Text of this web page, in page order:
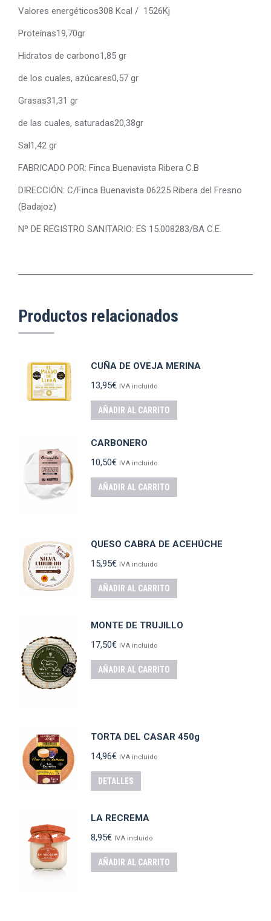
Valores energéticos308 Kcal / 1526Kj
Proteínas19,70gr
Hidratos de carbono1,85 gr
de los cuales, azúcares0,57 gr
Grasas31,31 gr
de las cuales, saturadas20,38gr
Sal1,42 gr
FABRICADO POR: Finca Buenavista Ribera C.B
DIRECCIÓN: C/Finca Buenavista 06225 Ribera del Fresno
(Badajoz)
Nº DE REGISTRO SANITARIO: ES 15.008283/BA C.E.
Productos relacionados
CUÑA DE OVEJA MERINA
13,95€ IVA incluido
AÑADIR AL CARRITO
CARBONERO
10,50€ IVA incluido
AÑADIR AL CARRITO
QUESO CABRA DE ACEHÚCHE
15,95€ IVA incluido
AÑADIR AL CARRITO
MONTE DE TRUJILLO
17,50€ IVA incluido
AÑADIR AL CARRITO
TORTA DEL CASAR 450g
14,96€ IVA incluido
DETALLES
LA RECREMA
8,95€ IVA incluido
AÑADIR AL CARRITO